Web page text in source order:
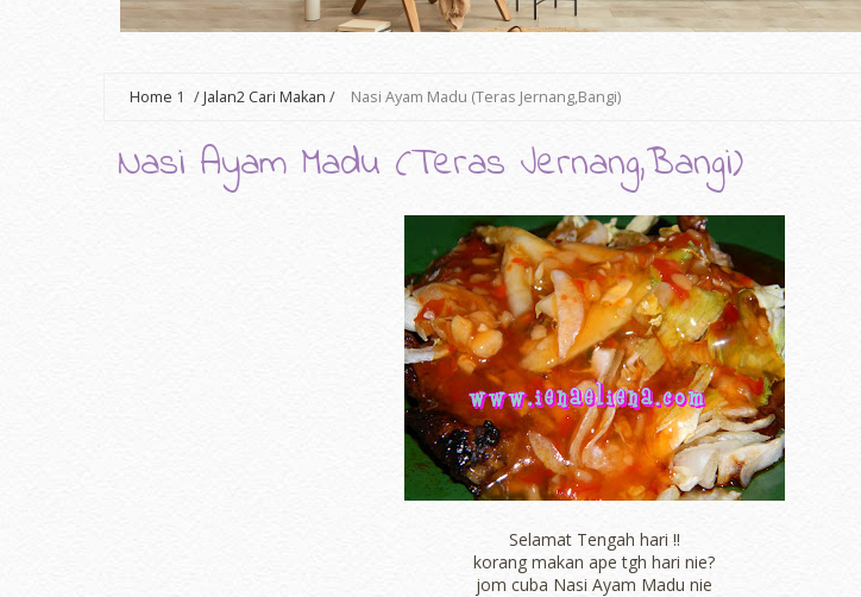
Home 1 /Jalan2 Cari Makan / Nasi Ayam Madu (Teras Jernang,Bangi)
Nasi Ayam Madu (Teras Jernang,Bangi)
Selamat Tengah hari !!
korang makan ape tgh hari nie?
jom cuba Nasi Ayam Madu nie